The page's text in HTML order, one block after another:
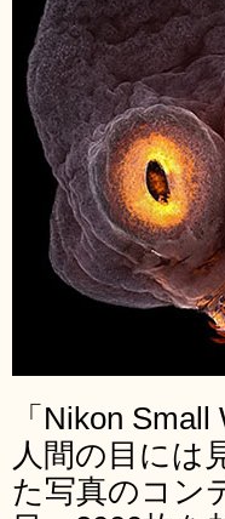
「Nikon
人間の目には
た写真のコン